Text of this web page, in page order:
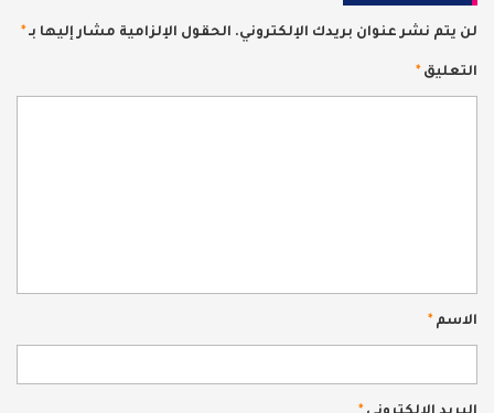
لن يتم نشر عنوان بريدك الإلكتروني. الحقول الإلزامية مشار إليها بـ *
التعليق *
الاسم *